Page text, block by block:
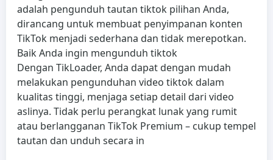
adalah pengunduh tautan tiktok pilihan Anda,
dirancang untuk membuat penyimpanan konten
TikTok menjadi sederhana dan tidak merepotkan.
Baik Anda ingin mengunduh tiktok
Dengan TikLoader, Anda dapat dengan mudah
melakukan pengunduhan video tiktok dalam
kualitas tinggi, menjaga setiap detail dari video
aslinya. Tidak perlu perangkat lunak yang rumit
atau berlangganan TikTok Premium – cukup tempel
tautan dan unduh secara in